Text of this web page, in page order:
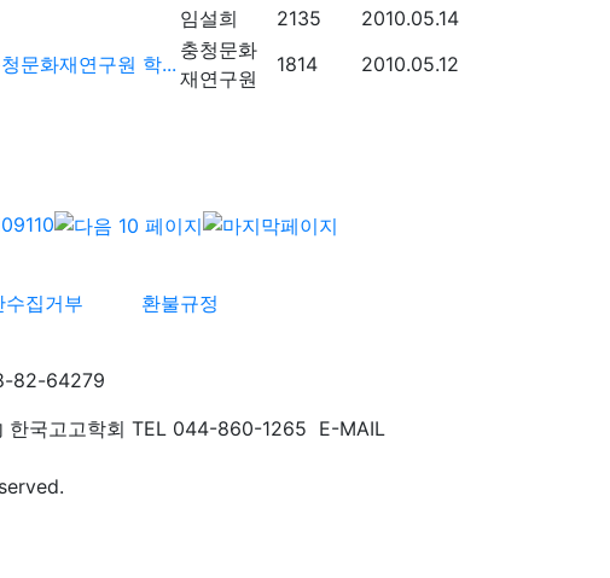
임설희 2135
2010.05.14
문화재연구원 학...
충청문화
재연구원
1814 2010.05.12
110
수집거부 환불규정
82-64279
한국고고학회 TEL 044-860-1265 E-MAIL